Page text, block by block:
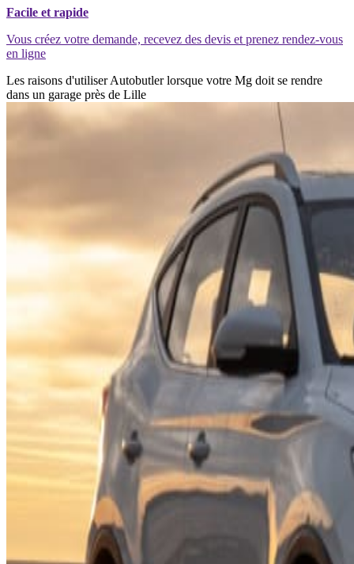
Facile et rapide
Vous créez votre demande, recevez des devis et prenez rendez-vous
en ligne
Les raisons d'utiliser Autobutler lorsque votre Mg doit se rendre
dans un garage près de Lille